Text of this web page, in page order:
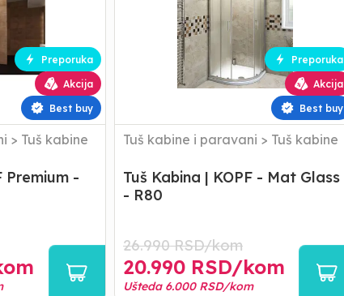
Preporuka
Akcija
Best buy
> Tuš kabine
Premium -
Preporuka
Akcija
Best buy
Tuš kabine i paravani > Tuš kabine
Tuš Kabina | KOPF - Mat Glass
- R80
26.990RSD/kom
20.990 RSD/kom
Ušteda 6.000RSD/kom